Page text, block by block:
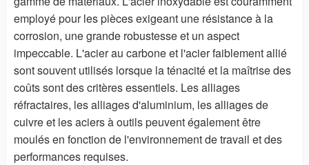
employé pour les pièces exigeant une résistance à la
corrosion, une grande robustesse et un aspect
impeccable. L'acier au carbone et l'acier faiblement allié
sont souvent utilisés lorsque la ténacité et la maîtrise des
coûts sont des critères essentiels. Les alliages
réfractaires, les alliages d'aluminium, les alliages de
cuivre et les aciers à outils peuvent également être
moulés en fonction de l'environnement de travail et des
performances requises.